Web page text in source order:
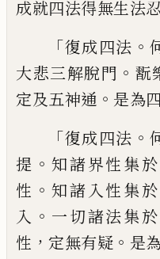
成就四法得無生法忍
「復成四法 。
大悲三解脫門 。 翫
定及五神通 。 是為四
「復成四法 。
提 。 知諸界性集
性 。 知諸入性集
入 。 一切諸法集
性 ， 定無有疑 。 是